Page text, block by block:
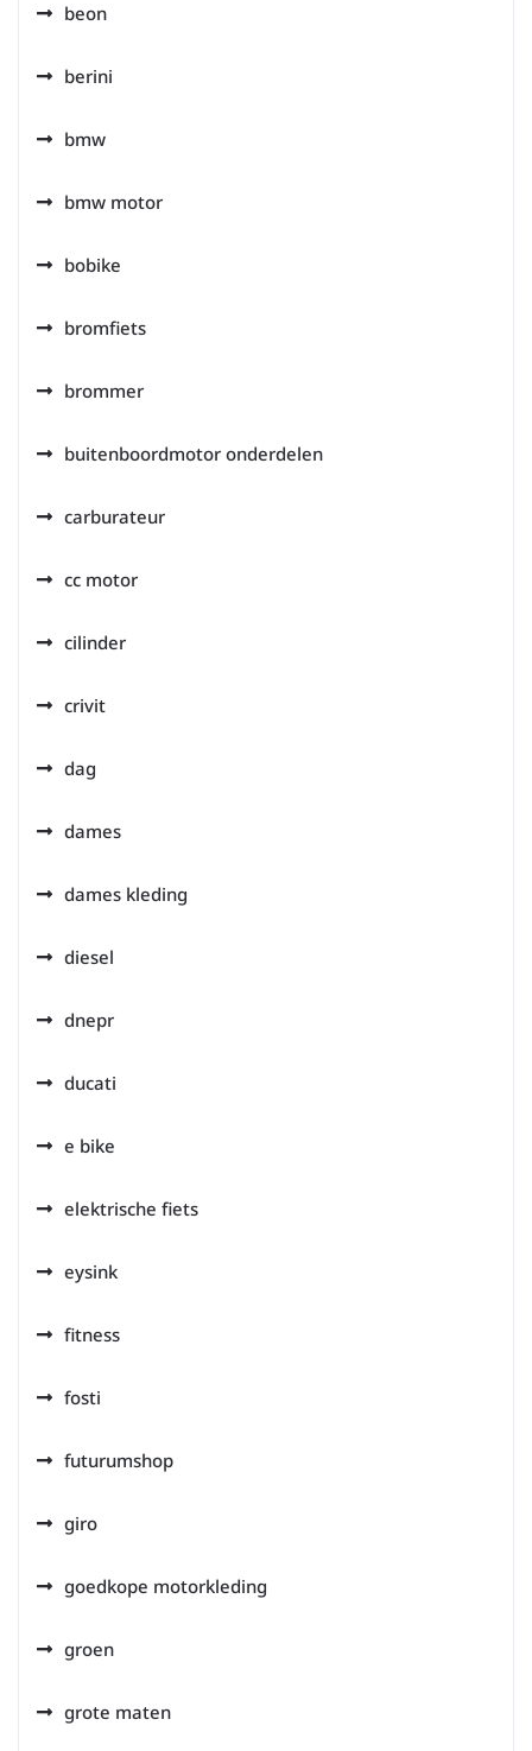
beon
berini
bmw
bmw motor
bobike
bromfiets
brommer
buitenboordmotor onderdelen
carburateur
cc motor
cilinder
crivit
dag
dames
dames kleding
diesel
dnepr
ducati
e bike
elektrische fiets
eysink
fitness
fosti
futurumshop
giro
goedkope motorkleding
groen
grote maten